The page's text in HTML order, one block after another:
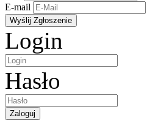
E-mail
Login
Hasło